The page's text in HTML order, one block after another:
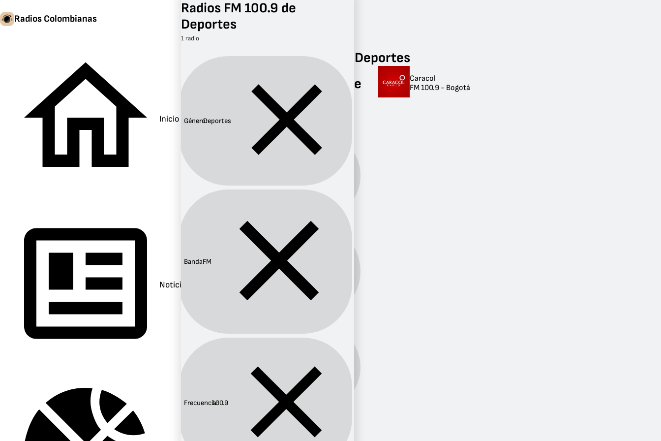
Radios Colombianas
Inicio
Noticias
Radios FM 100.9 de Deportes
Radios FM 100.9 de
Deportes
Banda:
FM
Frecuencia:
Provincia
Bogotá
Caracol
FM 100.9 - Bogotá
Radios FM 100.9 de
Deportes
1 radio
Género:Deportes
Banda:FM
Frecuencia:100.9